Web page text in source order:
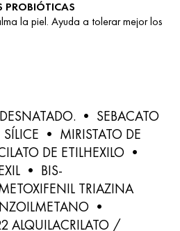
PROBIÓTICAS
la piel. Ayuda a tolerar mejor los
• SEBACATO
• MIRISTATO DE
DE ETILHEXILO •
• BIS-
TRIAZINA
•
ALQUILACRILATO /